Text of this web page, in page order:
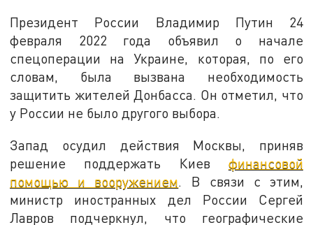
Президент России Владимир Путин 24
февраля 2022 года объявил о начале
спецоперации на Украине, которая, по его
словам, была вызвана необходимость
защитить жителей Донбасса. Он отметил, что
у России не было другого выбора.
Запад осудил действия Москвы, приняв
решение поддержать Киев финансовой
помощью и вооружением. В связи с этим,
министр иностранных дел России Сергей
Лавров подчеркнул, что географические